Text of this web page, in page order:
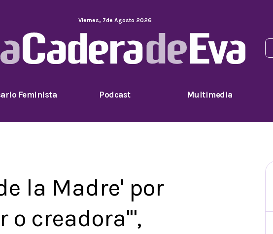
Viernes, 7de Agosto 2026
Feminista Podcast Multimedia
la Madre' por
o creadora'",